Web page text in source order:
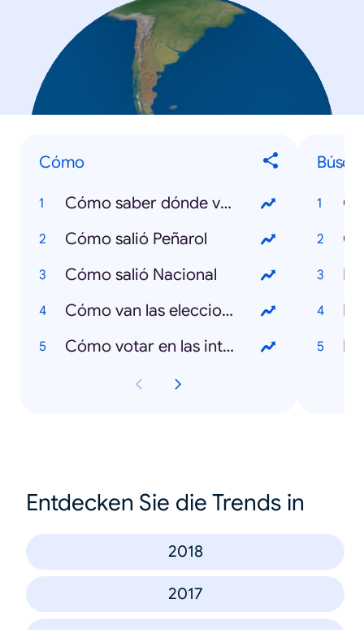
Cómo
Cómo saber dónde voto
Cómo salió Peñarol
Cómo salió Nacional
Cómo van las elecciones en Uruguay
Cómo votar en las internas
Entdecken Sie die Trends in
2018
2017